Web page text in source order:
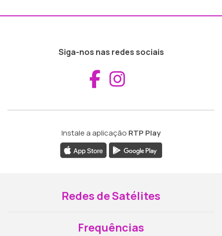
Siga-nos nas redes sociais
Aceder ao
Instale a aplicação RTP Play
Redes de Satélites
Frequências